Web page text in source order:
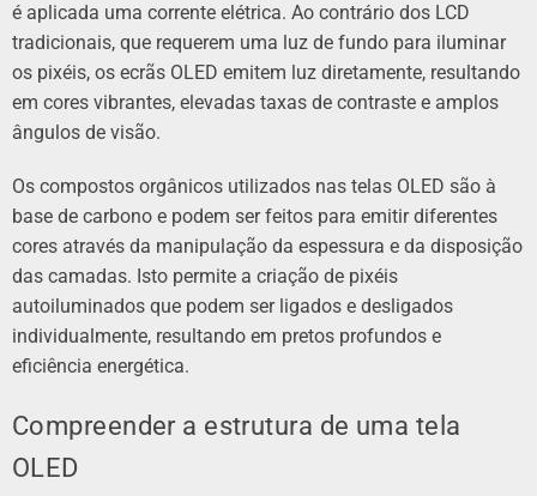
é aplicada uma corrente elétrica. Ao contrário dos LCD
tradicionais, que requerem uma luz de fundo para iluminar
os pixéis, os ecrãs OLED emitem luz diretamente, resultando
em cores vibrantes, elevadas taxas de contraste e amplos
ângulos de visão.
Os compostos orgânicos utilizados nas telas OLED são à
base de carbono e podem ser feitos para emitir diferentes
cores através da manipulação da espessura e da disposição
das camadas. Isto permite a criação de pixéis
autoiluminados que podem ser ligados e desligados
individualmente, resultando em pretos profundos e
eficiência energética.
Compreender a estrutura de uma tela
OLED